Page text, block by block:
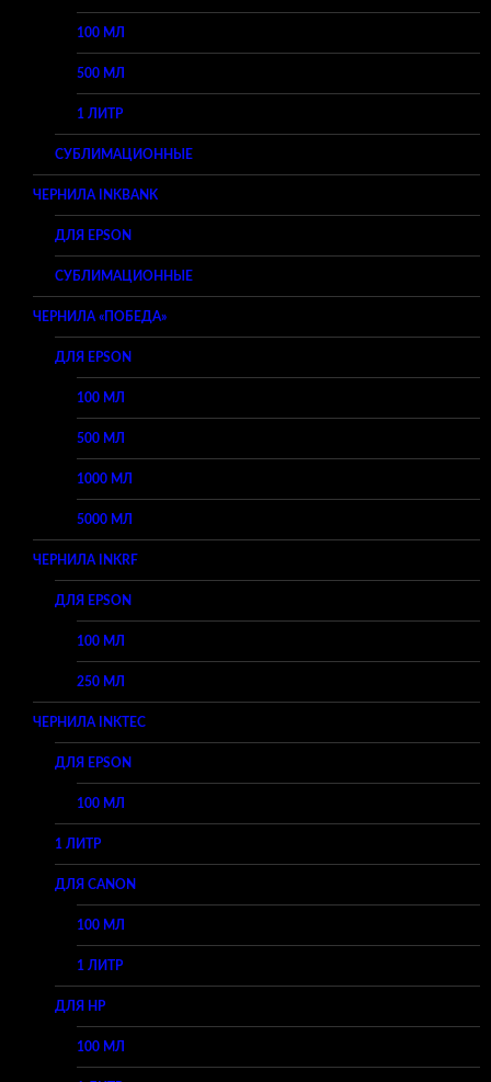
100 МЛ
500 МЛ
1 ЛИТР
СУБЛИМАЦИОННЫЕ
ЧЕРНИЛА INKBANK
ДЛЯ EPSON
СУБЛИМАЦИОННЫЕ
ЧЕРНИЛА «ПОБЕДА»
ДЛЯ EPSON
100 МЛ
500 МЛ
1000 МЛ
5000 МЛ
ЧЕРНИЛА INKRF
ДЛЯ EPSON
100 МЛ
250 МЛ
ЧЕРНИЛА INKTEC
ДЛЯ EPSON
100 МЛ
1 ЛИТР
ДЛЯ CANON
100 МЛ
1 ЛИТР
ДЛЯ HP
100 МЛ